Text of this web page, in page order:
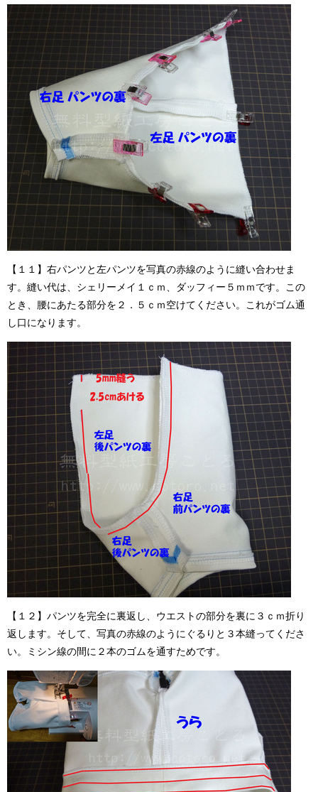
【１１】右パンツと左パンツを写真の赤線のように縫い合わせま
す。縫い代は、シェリーメイ１ｃｍ、ダッフィー５ｍｍです。この
とき、腰にあたる部分を２．５ｃｍ空けてください。これがゴム通
し口になります。
【１２】パンツを完全に裏返し、ウエストの部分を裏に３ｃｍ折り
返します。そして、写真の赤線のようにぐるりと３本縫ってくださ
い。ミシン線の間に２本のゴムを通すためです。